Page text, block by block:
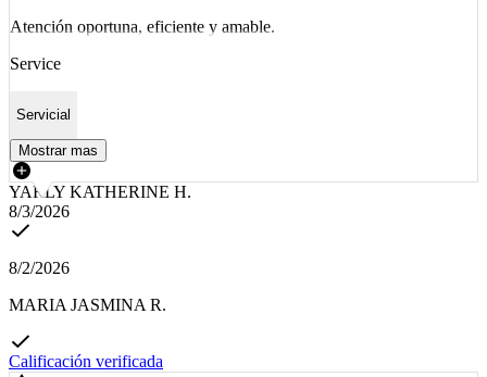
Atención oportuna, eficiente y amable.
Service
Servicial
Mostrar mas
YARLY KATHERINE H.
8/3/2026
8/2/2026
MARIA JASMINA R.
Calificación verificada